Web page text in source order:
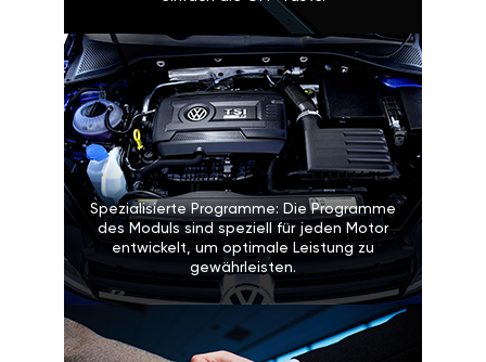
Spezialisierte Programme: Die Programme
des Moduls sind speziell für jeden Motor
entwickelt, um optimale Leistung zu
gewährleisten.